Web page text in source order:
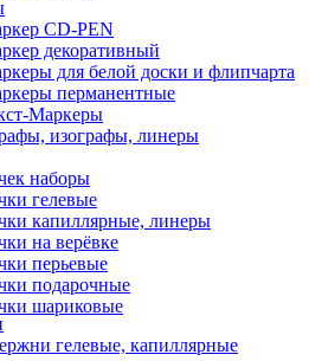
CD-PEN
декоративный
для белой доски и флипчарта
перманентные
Маркеры
изографы, линеры
наборы
гелевые
капиллярные, линеры
на верёвке
перьевые
подарочные
шариковые
гелевые, капиллярные